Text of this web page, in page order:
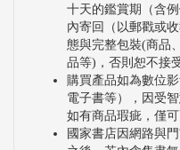
十天的鑑賞期（含
內寄回（以郵戳或
態與完整包裝(商品
品等)，否則恕不接
購買產品如為數位
電子書等），因受
如有商品瑕疵，僅可
國家書店因網路與